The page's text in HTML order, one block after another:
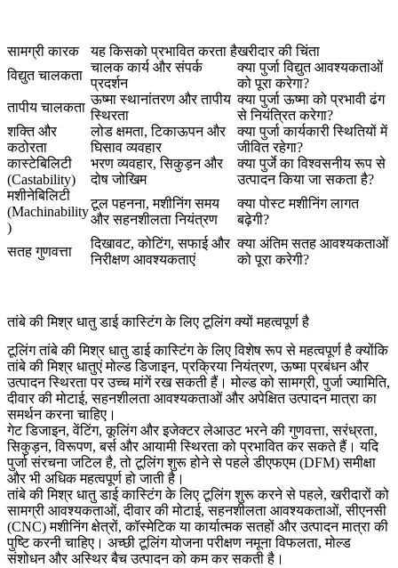
सामग्री कारक यह किसको प्रभावित करता हैखरीदार की चिंता
विद्युत चालकता
चालक कार्य और संपर्क
प्रदर्शन
क्या पुर्जा विद्युत आवश्यकताओं
को पूरा करेगा?
तापीय चालकता
ऊष्मा स्थानांतरण और तापीय
स्थिरता
क्या पुर्जा ऊष्मा को प्रभावी ढंग
से नियंत्रित करेगा?
शक्ति और
कठोरता
लोड क्षमता, टिकाऊपन और
घिसाव व्यवहार
क्या पुर्जा कार्यकारी स्थितियों में
जीवित रहेगा?
कास्टेबिलिटी
(Castability)
भरण व्यवहार, सिकुड़न और
दोष जोखिम
क्या पुर्जे का विश्वसनीय रूप से
उत्पादन किया जा सकता है?
मशीनेबिलिटी
(Machinability
)
टूल पहनना, मशीनिंग समय
और सहनशीलता नियंत्रण
क्या पोस्ट मशीनिंग लागत
बढ़ेगी?
सतह गुणवत्ता
दिखावट, कोटिंग, सफाई और
निरीक्षण आवश्यकताएं
क्या अंतिम सतह आवश्यकताओं
को पूरा करेगी?
तांबे की मिश्र धातु डाई कास्टिंग के लिए टूलिंग क्यों महत्वपूर्ण है
टूलिंग तांबे की मिश्र धातु डाई कास्टिंग के लिए विशेष रूप से महत्वपूर्ण है क्योंकि
तांबे की मिश्र धातुएं मोल्ड डिजाइन, प्रक्रिया नियंत्रण, ऊष्मा प्रबंधन और
उत्पादन स्थिरता पर उच्च मांगें रख सकती हैं। मोल्ड को सामग्री, पुर्जा ज्यामिति,
दीवार की मोटाई, सहनशीलता आवश्यकताओं और अपेक्षित उत्पादन मात्रा का
समर्थन करना चाहिए।
गेट डिजाइन, वेंटिंग, कूलिंग और इजेक्टर लेआउट भरने की गुणवत्ता, सरंध्रता,
सिकुड़न, विरूपण, बर्स और आयामी स्थिरता को प्रभावित कर सकते हैं। यदि
पुर्जा संरचना जटिल है, तो टूलिंग शुरू होने से पहले डीएफएम (DFM) समीक्षा
और भी अधिक महत्वपूर्ण हो जाती है।
तांबे की मिश्र धातु डाई कास्टिंग के लिए टूलिंगशुरू करने से पहले, खरीदारों को
सामग्री आवश्यकताओं, दीवार की मोटाई, सहनशीलता आवश्यकताओं, सीएनसी
(CNC) मशीनिंग क्षेत्रों, कॉस्मेटिक या कार्यात्मक सतहों और उत्पादन मात्रा की
पुष्टि करनी चाहिए। अच्छी टूलिंग योजना परीक्षण नमूना विफलता, मोल्ड
संशोधन और अस्थिर बैच उत्पादन को कम कर सकती है।